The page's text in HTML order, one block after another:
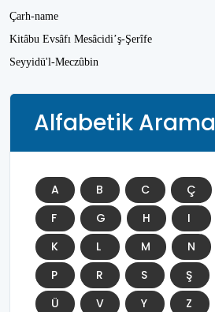
Çarh-name
Kitâbu Evsâfı Mesâcidi’ş-Şerîfe
Seyyidü'l-Meczûbin
Alfabetik Arama
A B C Ç
F
G H I
K
L M N
P
R S Ş
Ü
V Y Z